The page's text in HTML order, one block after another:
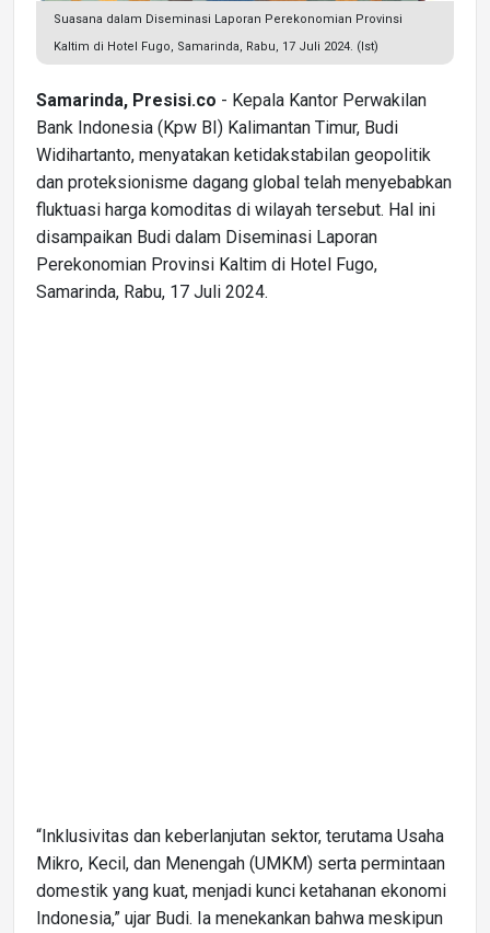
Suasana dalam Diseminasi Laporan Perekonomian Provinsi
Kaltim di Hotel Fugo, Samarinda, Rabu, 17 Juli 2024. (Ist)
Samarinda, Presisi.co - Kepala Kantor Perwakilan
Bank Indonesia (Kpw BI) Kalimantan Timur, Budi
Widihartanto, menyatakan ketidakstabilan geopolitik
dan proteksionisme dagang global telah menyebabkan
fluktuasi harga komoditas di wilayah tersebut. Hal ini
disampaikan Budi dalam Diseminasi Laporan
Perekonomian Provinsi Kaltim di Hotel Fugo,
Samarinda, Rabu, 17 Juli 2024.
“Inklusivitas dan keberlanjutan sektor, terutama Usaha
Mikro, Kecil, dan Menengah (UMKM) serta permintaan
domestik yang kuat, menjadi kunci ketahanan ekonomi
Indonesia,” ujar Budi. Ia menekankan bahwa meskipun